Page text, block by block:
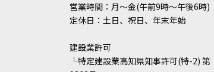
営業時間：月～金(午前9時～午後6時)
定休日：土日、祝日、年末年始
建設業許可
└特定建設業高知県知事許可(特-2) 第